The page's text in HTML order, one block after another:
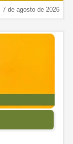
7 de agosto de 2026